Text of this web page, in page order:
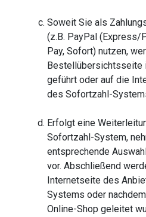
Soweit Sie als
(z.B. PayPal (Express/
Pay, Sofort) nutzen,
Bestellübersichtsseite
geführt oder auf die
des Sofortzahl-
Erfolgt eine
Sofortzahl-System,
entsprechende
vor. Abschließend
Internetseite des
Systems oder
Online-Shop geleitet